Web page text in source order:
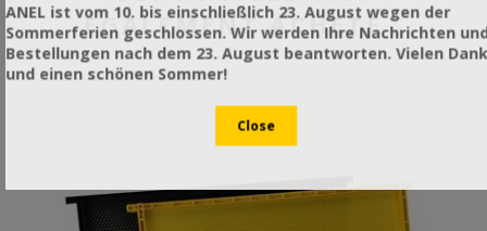
ÉGALEMENT ACHETÉ :
ANEL ist vom 10. bis einschließlich 23. August wegen der
Sommerferien geschlossen. Wir werden Ihre Nachrichten
Bestellungen nach dem 23. August beantworten. Vielen Dank
und einen schönen Sommer!